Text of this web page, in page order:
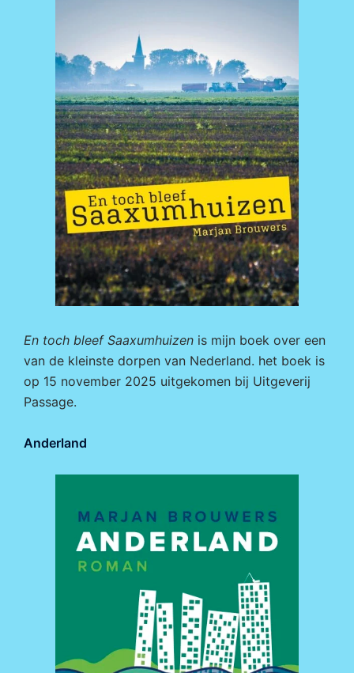
En toch bleef Saaxumhuizen is mijn boek over een
van de kleinste dorpen van Nederland. het boek is
op 15 november 2025 uitgekomen bij Uitgeverij
Passage.
Anderland